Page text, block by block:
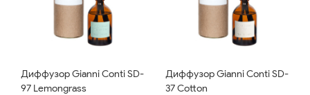
Диффузор Gianni Conti SD-
97 Lemongrass
Диффузор Gianni Conti SD-
37 Cotton